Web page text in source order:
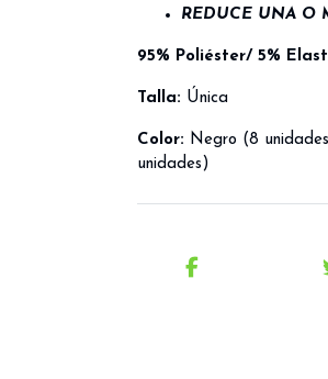
REDUCE UNA O
95% Poliéster/ 5%
Talla: Única
Color: Negro (8
unidades)